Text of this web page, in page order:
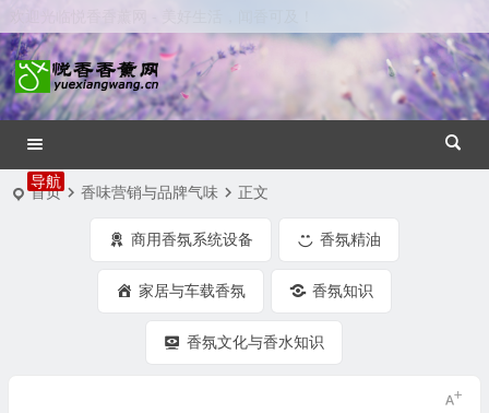
首页 香味营销与品牌气味 正文
商用香氛系统设备 香氛精油
家居与车载香氛 香氛知识
香氛文化与香水知识